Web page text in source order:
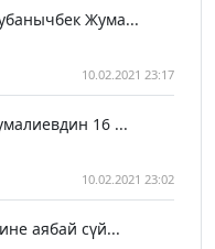
Жума...
10.02.2021 23:17
16 ...
10.02.2021 23:02
аябай сүй...